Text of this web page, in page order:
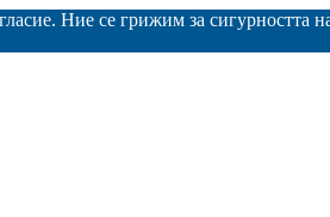
Ние се грижим за